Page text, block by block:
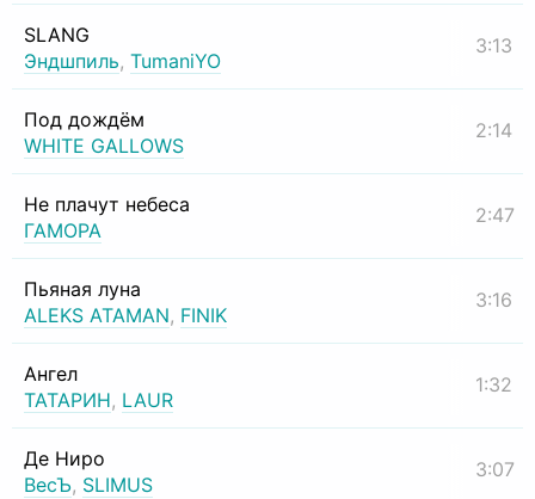
SLANG
Эндшпиль, TumaniYO
3:13
Под дождём
WHITE GALLOWS
2:14
Не плачут небеса
ГАМОРА
2:47
Пьяная луна
ALEKS ATAMAN, FINIK
3:16
Ангел
ТАТАРИН, LAUR
1:32
Де Ниро
ВесЪ, SLIMUS
3:07